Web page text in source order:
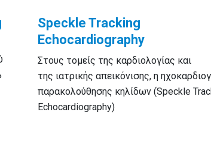
Speckle Tracking
Echocardiography
Στους τομείς της καρδιολογίας και
της ιατρικής απεικόνισης, η
παρακολούθησης κηλίδων (Speckle
Echocardiography)